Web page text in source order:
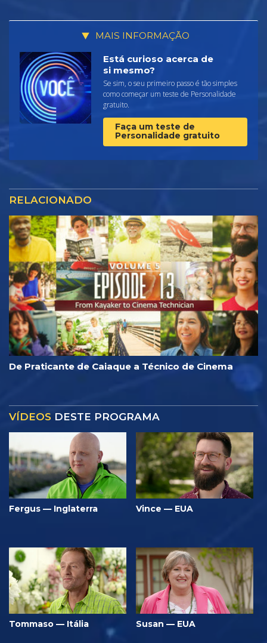
MAIS INFORMAÇÃO
Está curioso acerca de
si mesmo?
Se sim, o seu primeiro passo é tão simples
como começar um teste de Personalidade
gratuito.
Faça um teste de
Personalidade gratuito
RELACIONADO
De Praticante de Caiaque a Técnico de Cinema
VÍDEOS DESTE PROGRAMA
Fergus — Inglaterra Vince — EUA
Tommaso — Itália Susan — EUA